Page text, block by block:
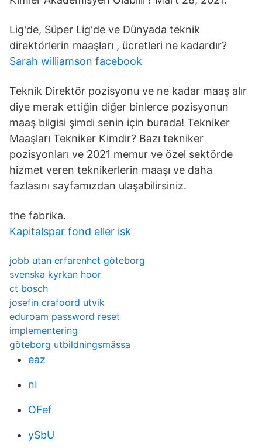
Lig'de, Süper Lig'de ve Dünyada teknik
direktörlerin maaşları , ücretleri ne kadardır?
Sarah williamson facebook
Teknik Direktör pozisyonu ve ne kadar maaş alır
diye merak ettiğin diğer binlerce pozisyonun
maaş bilgisi şimdi senin için burada! Tekniker
Maaşları Tekniker Kimdir? Bazı tekniker
pozisyonları ve 2021 memur ve özel sektörde
hizmet veren teknikerlerin maaşı ve daha
fazlasını sayfamızdan ulaşabilirsiniz.
the fabrika.
Kapitalspar fond eller isk
jobb utan erfarenhet göteborg
svenska kyrkan hoor
ct bosch
josefin crafoord utvik
eduroam password reset
implementering
göteborg utbildningsmässa
eaz
nI
OFef
ySbU